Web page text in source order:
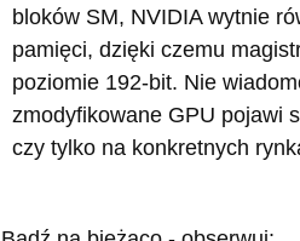
bloków SM, NVIDIA wytnie
pamięci, dzięki czemu
poziomie 192-bit. Nie
zmodyfikowane GPU pojawi
czy tylko na konkretnych